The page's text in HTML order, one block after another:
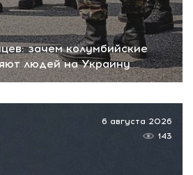
зачем колумбийские
людей на Украину
6 августа 2026
143